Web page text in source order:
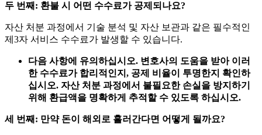
두 번째: 환불 시 어떤 수수료가 공제되나요?
자산 처분 과정에서 기술 분석 및 자산 보관과 같은 필수적인
제3자 서비스 수수료가 발생할 수 있습니다.
다음 사항에 유의하십시오. 변호사의 도움을 받아 이러
한 수수료가 합리적인지, 공제 비율이 투명한지 확인하
십시오. 자산 처분 과정에서 불필요한 손실을 방지하기
위해 환급액을 명확하게 추적할 수 있도록 하십시오.
세 번째: 만약 돈이 해외로 흘러간다면 어떻게 될까요?